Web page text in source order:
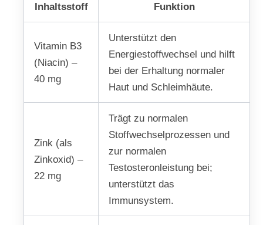
Inhaltsstoff Funktion
Vitamin B3
(Niacin) –
40 mg
Unterstützt den
Energiestoffwechsel und hilft
bei der Erhaltung normaler
Haut und Schleimhäute.
Zink (als
Zinkoxid) –
22 mg
Trägt zu normalen
Stoffwechselprozessen und
zur normalen
Testosteronleistung bei;
unterstützt das
Immunsystem.